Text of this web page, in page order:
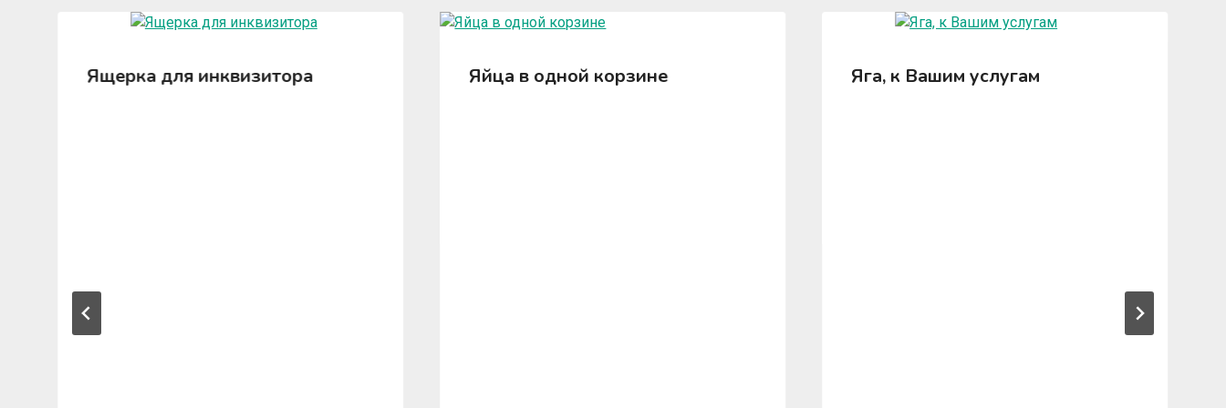
Ящерка для инквизитора Яйца в одной корзине Яга, к Вашим услугам